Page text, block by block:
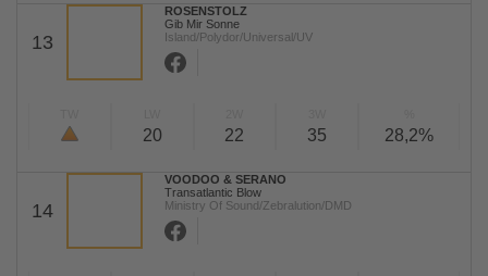
13
ROSENSTOLZ
Gib Mir Sonne
Island/Polydor/Universal/UV
20 22 35 28,2%
14
VOODOO & SERANO
Transatlantic Blow
Ministry Of Sound/Zebralution/DMD